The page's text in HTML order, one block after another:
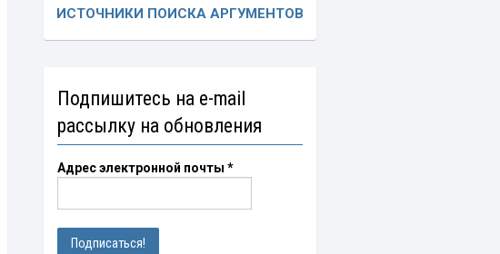
ИСТОЧНИКИ ПОИСКА АРГУМЕНТОВ
Подпишитесь на e-mail
рассылку на обновления
Адрес электронной почты *